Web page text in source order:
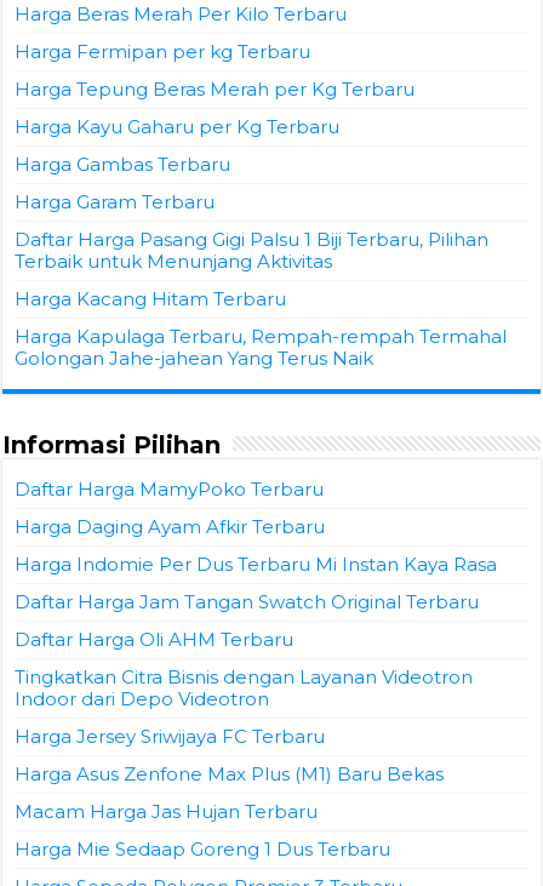
Harga Beras Merah Per Kilo Terbaru
Harga Fermipan per kg Terbaru
Harga Tepung Beras Merah per Kg Terbaru
Harga Kayu Gaharu per Kg Terbaru
Harga Gambas Terbaru
Harga Garam Terbaru
Daftar Harga Pasang Gigi Palsu 1 Biji Terbaru, Pilihan
Terbaik untuk Menunjang Aktivitas
Harga Kacang Hitam Terbaru
Harga Kapulaga Terbaru, Rempah-rempah Termahal
Golongan Jahe-jahean Yang Terus Naik
Informasi Pilihan
Daftar Harga MamyPoko Terbaru
Harga Daging Ayam Afkir Terbaru
Harga Indomie Per Dus Terbaru Mi Instan Kaya Rasa
Daftar Harga Jam Tangan Swatch Original Terbaru
Daftar Harga Oli AHM Terbaru
Tingkatkan Citra Bisnis dengan Layanan Videotron
Indoor dari Depo Videotron
Harga Jersey Sriwijaya FC Terbaru
Harga Asus Zenfone Max Plus (M1) Baru Bekas
Macam Harga Jas Hujan Terbaru
Harga Mie Sedaap Goreng 1 Dus Terbaru